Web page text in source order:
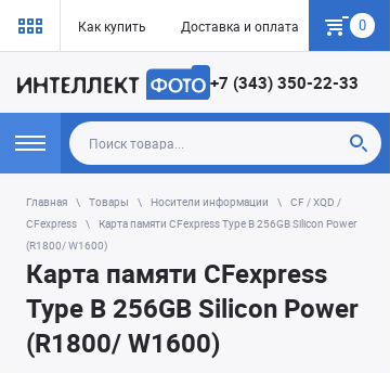
Как купить Доставка и оплата Гарантия
0
+7 (343) 350-22-33
Главная Товары Носители информации
CF / XQD /
CFexpress
Карта памяти CFexpress Type B 256GB Silicon Power
(R1800/ W1600)
Карта памяти CFexpress
Type B 256GB Silicon Power
(R1800/ W1600)